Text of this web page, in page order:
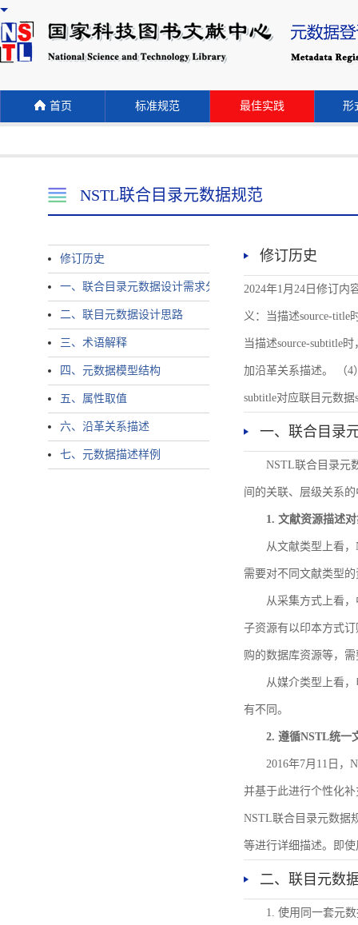
首页 标准规范 最佳实践 形
NSTL联合目录元数据规范
修订历史
一、联合目录元数据设计需求分析
二、联目元数据设计思路
三、术语解释
四、元数据模型结构
五、属性取值
六、沿革关系描述
七、元数据描述样例
修订历史
2024年1月24日修订内
义：当描述source-title
当描述source-subtitle
加沿革关系描述。 （4
subtitle对应联目元数据
一、联合目录
NSTL联合目录元
间的关联、层级关系
1. 文献资源描述
从文献类型上看
需要对不同文献类型
从采集方式上看
子资源有以印本方式
购的数据库资源等，
从媒介类型上看
有不同。
2. 遵循NSTL统一
2016年7月11日，
并基于此进行个性化
NSTL联合目录元数据
等进行详细描述。即
二、联目元数
1. 使用同一套元